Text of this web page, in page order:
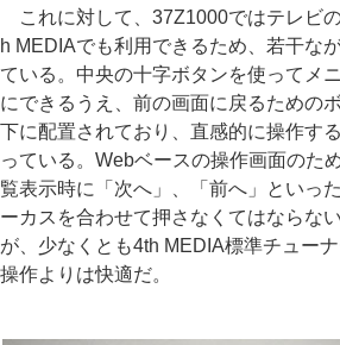
これに対して、37Z1000ではテレビ
h MEDIAでも利用できるため、若干な
ている。中央の十字ボタンを使ってメ
にできるうえ、前の画面に戻るための
下に配置されており、直感的に操作す
っている。Webベースの操作画面のた
覧表示時に「次へ」、「前へ」といっ
ーカスを合わせて押さなくてはならな
が、少なくとも4th MEDIA標準チュー
操作よりは快適だ。